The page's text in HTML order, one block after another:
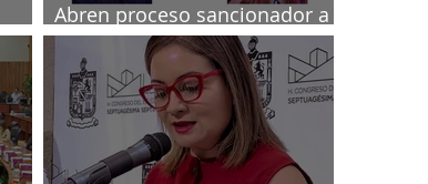
Abren proceso sancionador a
diputadas poblanas